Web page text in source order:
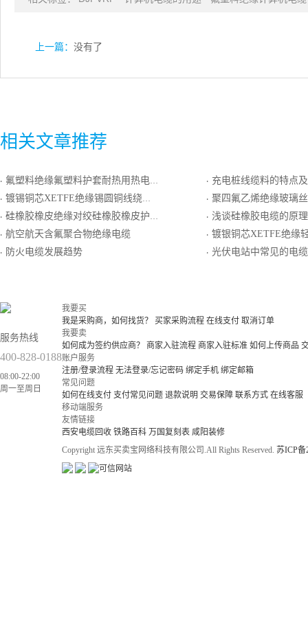
上一篇： 没有了
相关文章推荐
· 氟塑料绝缘氟塑料护套耐热用热电偶T分度号延长型补偿导线
· 镀锡铜芯XETFE绝缘锡圆铜线绕包屏蔽ETFE护套电线电缆
· 硅橡胶橡皮绝缘对绞硅橡胶橡皮护套耐热用精密级K分度热电偶用补偿电缆
· 航空航天含氟聚合物绝缘电缆
· 防火电缆发展趋势
· 充电桩线缆料的特点
· 聚四氟乙烯绝缘玻璃丝编织耐热用普通N分度
· 浅谈硅橡胶电缆的原理
· 镀银铜芯XETFE绝缘
· 光伏电站中常见的电缆及材料
服务热线
400-828-0188
08:00-22:00
周一至周日
我要买
我是采购商，如何找货？
买家采购流程 在线支付 取消订单
我要卖
如何成为签约供应商？
商家入驻流程 商家入驻标准 如何上传商品
账户服务
注册/登录流程 无法登录/忘记密码 绑定手机 绑定邮箱
常见问题
如何在线支付 支付常见问题 退款说明 交易保障 联系方式 在线客服
移动端服务
友情链接
西安电缆回收 铁路百科 万国复刻表 咸阳装修
Copyright 远东买卖宝网络科技有限公司.All Rights Reserved. 苏ICP备